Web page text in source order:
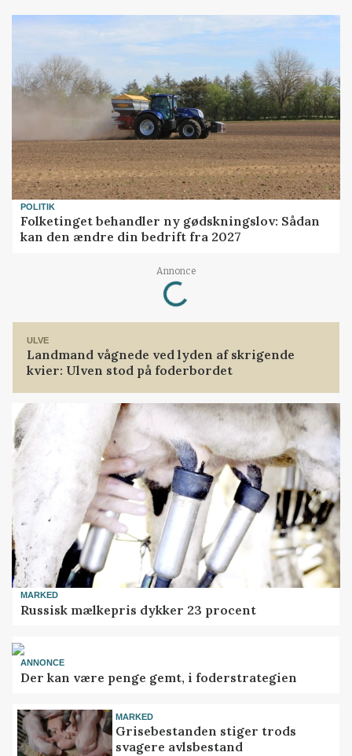
POLITIK
Folketinget behandler ny gødskningslov: Sådan
kan den ændre din bedrift fra 2027
Annonce
Loading...
ULVE
Landmand vågnede ved lyden af skrigende
kvier: Ulven stod på foderbordet
MARKED
Russisk mælkepris dykker 23 procent
ANNONCE
Der kan være penge gemt, i foderstrategien
MARKED
Grisebestanden stiger trods
svagere avlsbestand